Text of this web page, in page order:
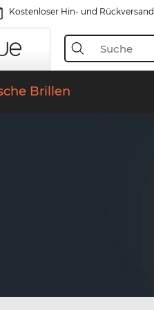
Kostenloser Hin- und Rückversand
Brillen